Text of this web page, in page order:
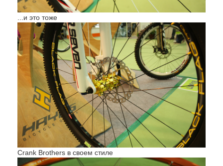
...и это тоже
Crank Brothers в своем стиле